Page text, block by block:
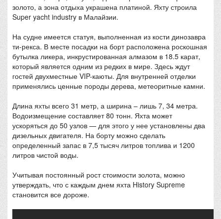
золото, а зона отдыха украшена платиной. Яхту строила
Super yacht industry в Малайзии.
На судне имеется статуя, выполненная из кости динозавра
ти-рекса. В месте посадки на борт расположена роскошная
бутылка ликера, инкрустированная алмазом в 18.5 карат,
который является одним из редких в мире. Здесь ждут
гостей двухместные VIP-каюты. Для внутренней отделки
применялись ценные породы дерева, метеоритные камни.
Длина яхты всего 31 метр, а ширина – лишь 7, 34 метра.
Водоизмещение составляет 80 тонн. Яхта может
ускоряться до 50 узлов — для этого у нее установлены два
дизельных двигателя. На борту можно сделать
определенный запас в 7,5 тысяч литров топлива и 1200
литров чистой воды.
Учитывая постоянный рост стоимости золота, можно
утверждать, что с каждым днем яхта History Supreme
становится все дороже.